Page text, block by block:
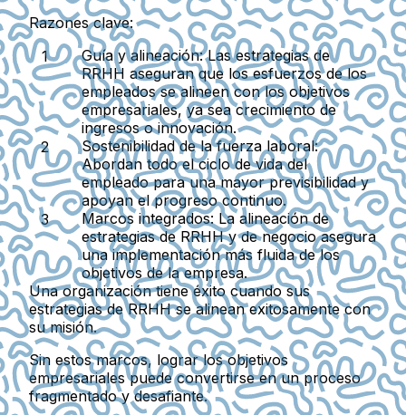
Razones clave:
Guía y alineación:Las estrategias de
RRHH aseguran que los esfuerzos de los
empleados se alineen con los objetivos
empresariales, ya sea crecimiento de
ingresos o innovación.
Sostenibilidad de la fuerza laboral:
Abordan todo el ciclo de vida del
empleado para una mayor previsibilidad y
apoyan el progreso continuo.
Marcos integrados: La alineación de
estrategias de RRHH y de negocio asegura
una implementación más fluida de los
objetivos de la empresa.
Una organización tiene éxito cuando sus
estrategias de RRHH se alinean exitosamente con
su misión.
Sin estos marcos, lograr los objetivos
empresariales puede convertirse en un proceso
fragmentado y desafiante.